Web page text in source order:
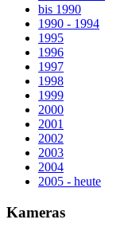
bis 1990
1990 - 1994
1995
1996
1997
1998
1999
2000
2001
2002
2003
2004
2005 - heute
Kameras